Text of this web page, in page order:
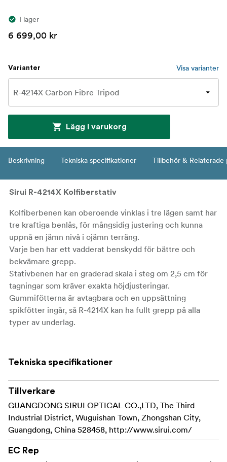
I lager
6 699,00 kr
Varianter Visa varianter
Lägg i varukorg
Beskrivning Tekniska specifikationer Tillbehör & Relaterade
Sirui R-4214X Kolfiberstativ
Kolfiberbenen kan oberoende vinklas i tre lägen samt har
tre kraftiga benlås, för mångsidig justering och kunna
uppnå en jämn nivå i ojämn terräng.
Varje ben har ett vadderat benskydd för bättre och
bekvämare grepp.
Stativbenen har en graderad skala i steg om 2,5 cm för
tagningar som kräver exakta höjdjusteringar.
Gummifötterna är avtagbara och en uppsättning
spikfötter ingår, så R-4214X kan ha fullt grepp på alla
typer av underlag.
stabilitet samt mindre vibrationer
Nytt låssystem för benvinklarna gör inställningen
betydligt snabbare och mer pålitlig
Benen har en automatisk låsmekanism för
benvinklarna
Tekniska specifikationer
Tillverkare
GUANGDONG SIRUI OPTICAL CO.,LTD, The Third
Industrial District, Wuguishan Town, Zhongshan City,
Guangdong, China 528458, http://www.sirui.com/
EC Rep